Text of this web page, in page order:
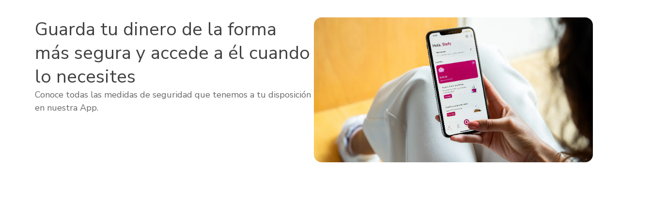
Guarda tu dinero de la forma
más segura y accede a él cuando
lo necesites
Conoce todas las medidas de seguridad que tenemos a tu disposición
en nuestra App.